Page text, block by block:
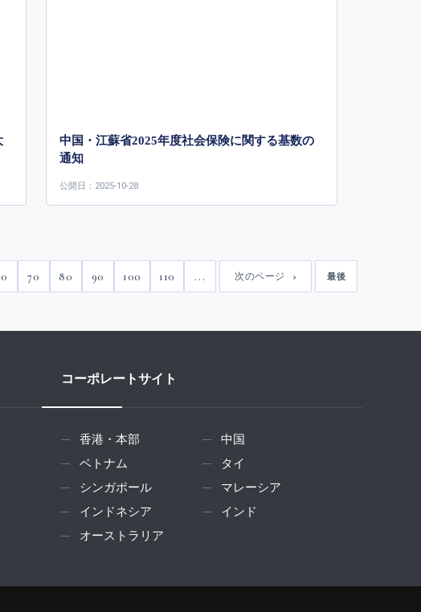
中国・江蘇省2025年度社会保険に関する基数の
通知
公開日：2025-10-28
70 80 90 100 110 ... 次のページ 最後
コーポレートサイト
香港・本部
中国
ベトナム
タイ
シンガポール
マレーシア
インドネシア
インド
オーストラリア